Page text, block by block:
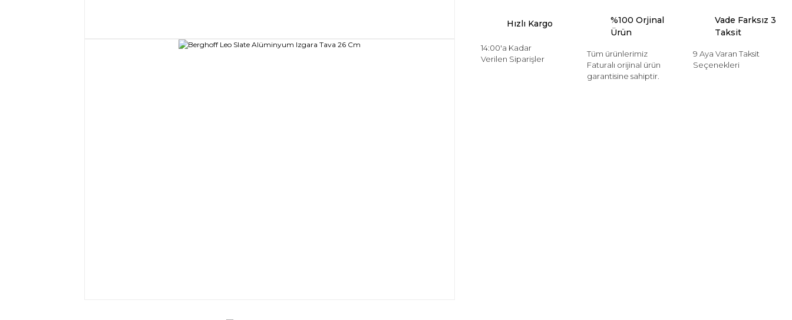
Hızlı Kargo
14:00'a Kadar
Verilen Siparişler
%100 Orjinal
Ürün
Tüm ürünlerimiz
Faturalı orijinal ürün
garantisine sahiptir.
Vade Farksız 3
Taksit
9 Aya Varan Taksit
Seçenekleri